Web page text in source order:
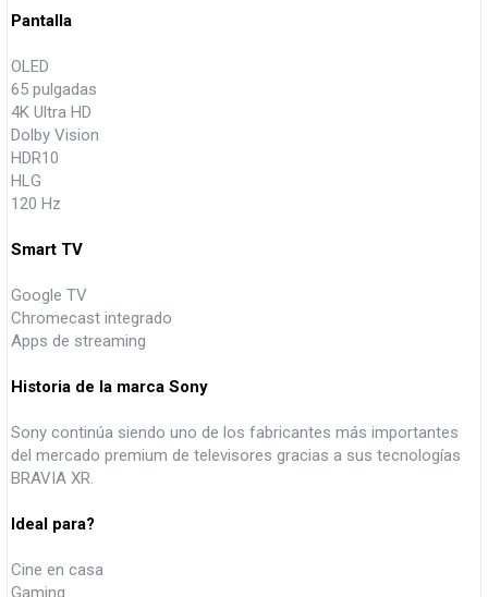
Pantalla
OLED
65 pulgadas
4K Ultra HD
Dolby Vision
HDR10
HLG
120 Hz
Smart TV
Google TV
Chromecast integrado
Apps de streaming
Historia de la marca Sony
Sony continúa siendo uno de los fabricantes más importantes
del mercado premium de televisores gracias a sus tecnologías
BRAVIA XR.
Ideal para?
Cine en casa
Gaming